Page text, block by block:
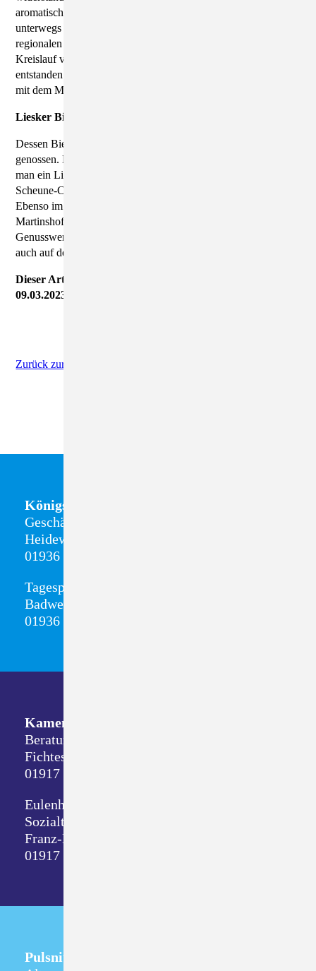
aromatisch, sagt Projektleiterin Eva Lehmann, die unermüdlich
unterwegs ist, um Neues voranzutreiben. Zusammen mit
regionalen Landwirten und Braumeistern sei ein geschlossener
Kreislauf von Anbau, Verarbeitung und Vermarktung
entstanden. Nun freut sie sich über die neue Zusammenarbeit
mit dem Missionshof.
Liesker Bier wird auch in Dresden ausgeschenkt
Dessen Bier wird auch weit über die Dorfgrenzen hinaus
genossen. Dann fließt es eher aus Fässern. In Dresden kann
man ein Liesker Pils, aber auch Dunkles und Zwickelbier im
Scheune-Café in der Neustadt oder am Bischofsplatz trinken.
Ebenso im Gasthof Thonberg bei Kamenz, im Restaurant des
Martinshofes in Rothenburg sowie in Schumanns
Genusswerkstatt in Pulsnitz. Dort steht das Spezialbier temporär
auch auf der Karte.
Dieser Artikel erschien in der Sächsischen Zeitung am
09.03.2023 und wurde von Ina Förster verfasst.
Zurück zur Newsübersicht
Königsbrück
Geschäftsstelle + Sozialstation
Heideweg 8
01936 Königsbrück
Tagespflege
Badweg 13
01936 Königsbrück
Kamenz
Beratungsdienste
Fichtestraße 8
01917 Kamenz
Eulenhof
Sozialtherapeutische Wohnstätte
Franz-Mehring-Straße 1
01917 Kamenz
Pulsnitz